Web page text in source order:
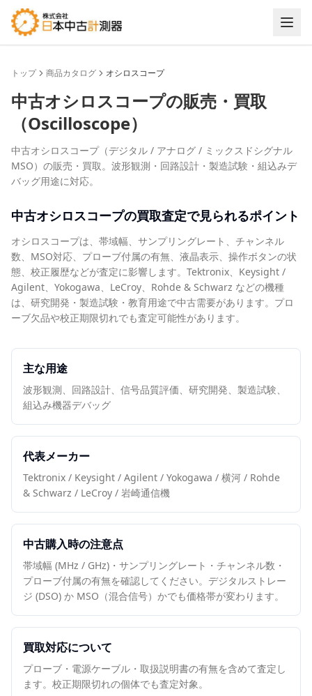
トップ 商品カタログ オシロスコープ
中古オシロスコープの販売・買取
（Oscilloscope）
中古オシロスコープ（デジタル / アナログ / ミックスドシグナル
MSO）の販売・買取。波形観測・回路設計・製造試験・組込みデ
バッグ用途に対応。
中古オシロスコープの買取査定で見られるポイント
オシロスコープは、帯域幅、サンプリングレート、チャンネル
数、MSO対応、プローブ付属の有無、液晶表示、操作ボタンの状
態、校正履歴などが査定に影響します。Tektronix、Keysight /
Agilent、Yokogawa、LeCroy、Rohde & Schwarz などの機種
は、研究開発・製造試験・教育用途で中古需要があります。プロ
ーブ欠品や校正期限切れでも査定可能性があります。
主な用途
波形観測、回路設計、信号品質評価、研究開発、製造試験、
組込み機器デバッグ
代表メーカー
Tektronix / Keysight / Agilent / Yokogawa / 横河 / Rohde
& Schwarz / LeCroy / 岩崎通信機
中古購入時の注意点
帯域幅 (MHz / GHz)・サンプリングレート・チャンネル数・
プローブ付属の有無を確認してください。デジタルストレー
ジ (DSO) か MSO（混合信号）かでも価格帯が変わります。
買取対応について
プローブ・電源ケーブル・取扱説明書の有無を含めて査定し
ます。校正期限切れの個体でも査定対象。